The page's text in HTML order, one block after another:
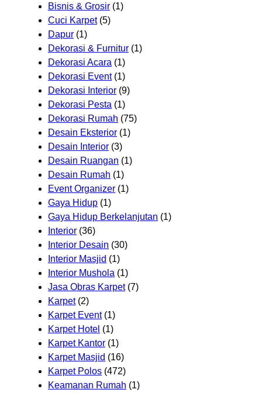
Bisnis & Grosir (1)
Cuci Karpet(5)
Dapur (1)
Dekorasi & Furnitur (1)
Dekorasi Acara (1)
Dekorasi Event(1)
Dekorasi Interior (9)
Dekorasi Pesta (1)
Dekorasi Rumah (75)
Desain Eksterior (1)
Desain Interior (3)
Desain Ruangan (1)
Desain Rumah (1)
Event Organizer (1)
Gaya Hidup (1)
Gaya Hidup Berkelanjutan (1)
Interior (36)
Interior Desain (30)
Interior Masjid (1)
Interior Mushola (1)
Jasa Obras Karpet(7)
Karpet(2)
Karpet Event(1)
Karpet Hotel (1)
Karpet Kantor (1)
Karpet Masjid (16)
Karpet Polos (472)
Keamanan Rumah (1)